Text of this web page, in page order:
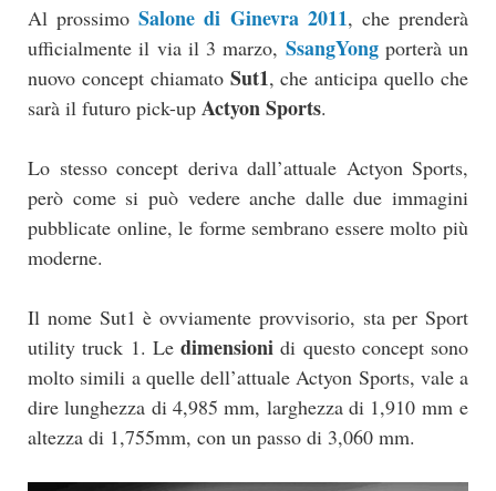
Al prossimoSalone di Ginevra 2011, che prenderà
ufficialmente il via il 3 marzo, SsangYongporterà un
nuovo concept chiamato Sut1, che anticipa quello che
sarà il futuro pick-up Actyon Sports.
Lo stesso concept deriva dall’attuale Actyon Sports,
però come si può vedere anche dalle due immagini
pubblicate online, le forme sembrano essere molto più
moderne.
Il nome Sut1 è ovviamente provvisorio, sta per Sport
utility truck 1. Le dimensioni di questo concept sono
molto simili a quelle dell’attuale Actyon Sports, vale a
dire lunghezza di 4,985 mm, larghezza di 1,910 mm e
altezza di 1,755mm, con un passo di 3,060 mm.